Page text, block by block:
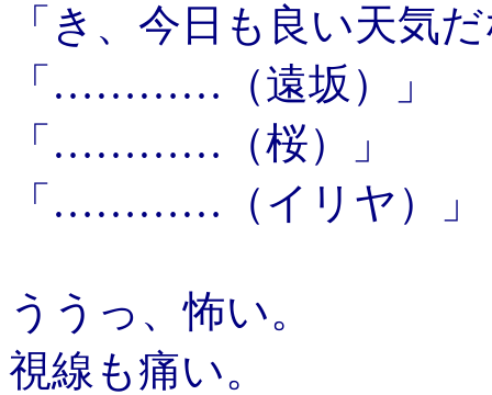
「き、今日も良い天
「…………（遠坂）」
「…………（桜）」
「…………（イリヤ）」
ううっ、怖い。
視線も痛い。